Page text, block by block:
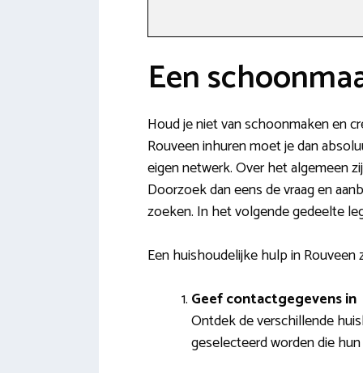
Een
Houd je niet van schoonmaken en
Rouveen inhuren moet je dan
eigen netwerk. Over het algemeen
Doorzoek dan eens de vraag en
zoeken. In het volgende gedeelte
Een huishoudelijke hulp in Rouveen
Geef contactgegevens in
Ontdek de verschillende
geselecteerd worden die